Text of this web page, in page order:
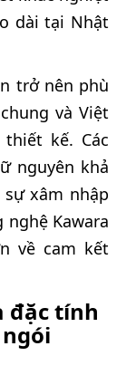
dài tại Nhật
trở nên phù
và Việt
kế. Các
nguyên khả
xâm nhập
Kawara
về cam kết
đặc tính